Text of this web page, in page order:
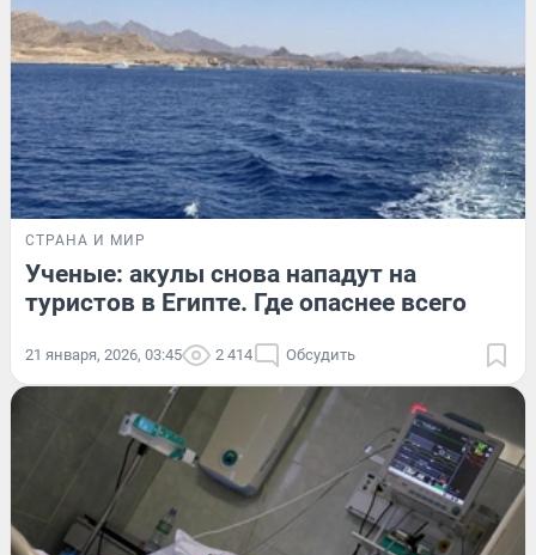
СТРАНА И МИР
Ученые: акулы снова нападут на
туристов в Египте. Где опаснее всего
21 января, 2026, 03:45 2 414 Обсудить